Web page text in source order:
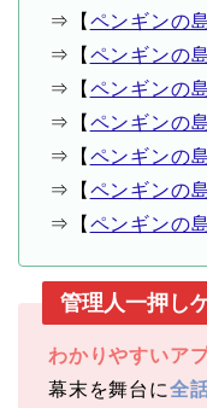
⇒【 ペンギンの
⇒【 ペンギンの
⇒【 ペンギンの
⇒【 ペンギンの
⇒【 ペンギンの
⇒【 ペンギンの
⇒【 ペンギンの
管理人一押し
わかりやすいア
幕末を舞台に全